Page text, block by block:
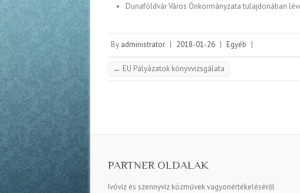
Dunaföldvár Város Önkormányzata tulajdonában
By administrator | 2018-01-26 | Egyéb |
← EU Pályázatok könyvvizsgálata
PARTNER OLDALAK
Ivóvíz és szennyvíz közművek vagyonértékeléséről